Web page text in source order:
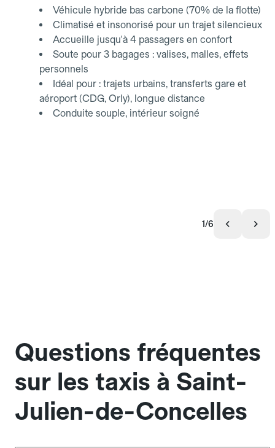
Véhicule hybride bas carbone (70% de la flotte)
Climatisé et insonorisé pour un trajet silencieux
Accueille jusqu'à 4 passagers en confort
Soute pour 3 bagages : valises, malles, effets
personnels
Idéal pour : trajets urbains, transferts gare et
aéroport (CDG, Orly), longue distance
Conduite souple, intérieur soigné
1/6
Questions fréquentes
sur les taxis à Saint-
Julien-de-Concelles